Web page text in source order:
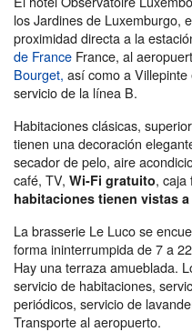
los Jardines de Luxemburgo,
proximidad directa a la
de France France, al
Bourget, así como a
servicio de la línea B.
Habitaciones clásicas,
tienen una decoración
secador de pelo, aire
café, TV, Wi-Fi gratuito, caja
habitaciones tienen vistas
La brasserie Le Luco se
forma ininterrumpida de 7 a
Hay una terraza amueblada.
servicio de habitaciones,
periódicos, servicio de
Transporte al aeropuerto.